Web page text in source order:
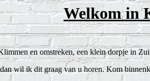
Welkom in
en omstreken, een klein dorpje in
wil ik dit graag van u horen. Kom